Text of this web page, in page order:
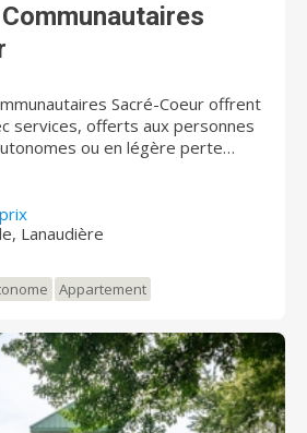
Sacré-Coeur offrent
services, offerts aux personnes
ou en légère perte
fiers de la qualité de nos
des services et du
qui règne chez nous.
Lanaudière
Appartement